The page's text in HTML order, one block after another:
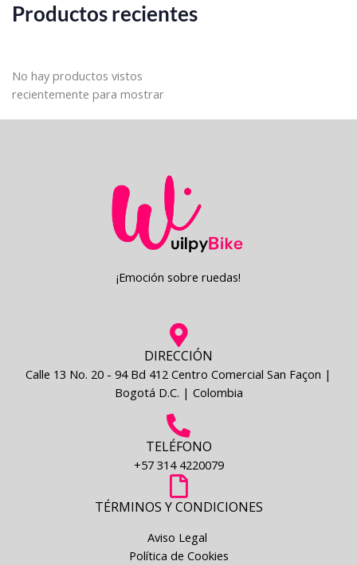
Productos recientes
No hay productos vistos
recientemente para mostrar
¡Emoción sobre ruedas!
DIRECCIÓN
Calle 13 No. 20 - 94 Bd 412 Centro Comercial San Façon |
Bogotá D.C. | Colombia
TELÉFONO
+57 314 4220079
TÉRMINOS Y CONDICIONES
Aviso Legal
Política de Cookies